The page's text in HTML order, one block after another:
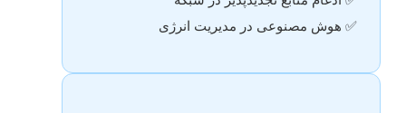
✅ هوش مصنوعی در مدیریت انرژی